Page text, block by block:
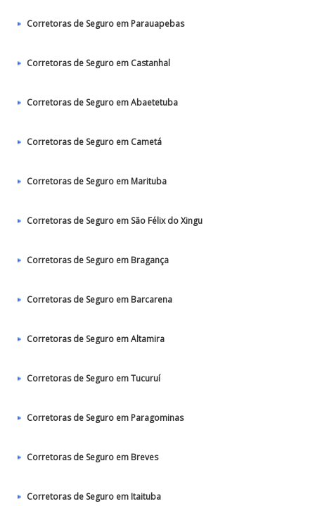
Corretoras de Seguro em Parauapebas
Corretoras de Seguro em Castanhal
Corretoras de Seguro em Abaetetuba
Corretoras de Seguro em Cametá
Corretoras de Seguro em Marituba
Corretoras de Seguro em São Félix do Xingu
Corretoras de Seguro em Bragança
Corretoras de Seguro em Barcarena
Corretoras de Seguro em Altamira
Corretoras de Seguro em Tucuruí
Corretoras de Seguro em Paragominas
Corretoras de Seguro em Breves
Corretoras de Seguro em Itaituba